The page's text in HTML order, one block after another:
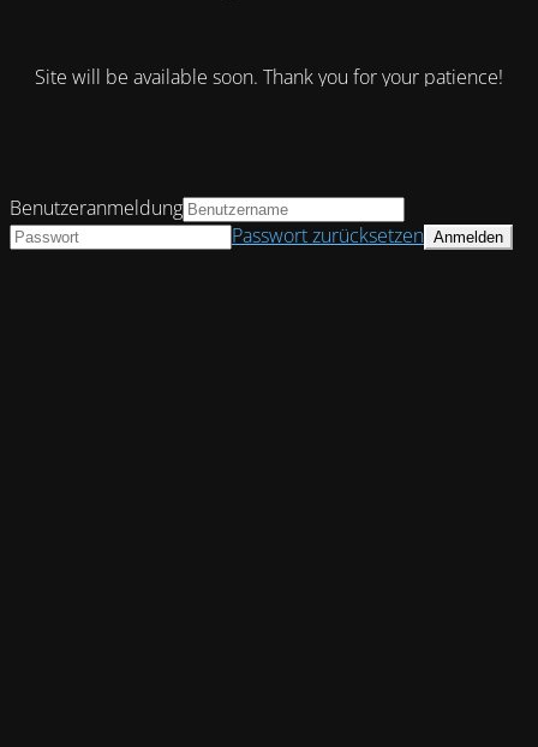
Site will be available soon. Thank you for your patience!
Benutzeranmeldung
Passwort zurücksetzen